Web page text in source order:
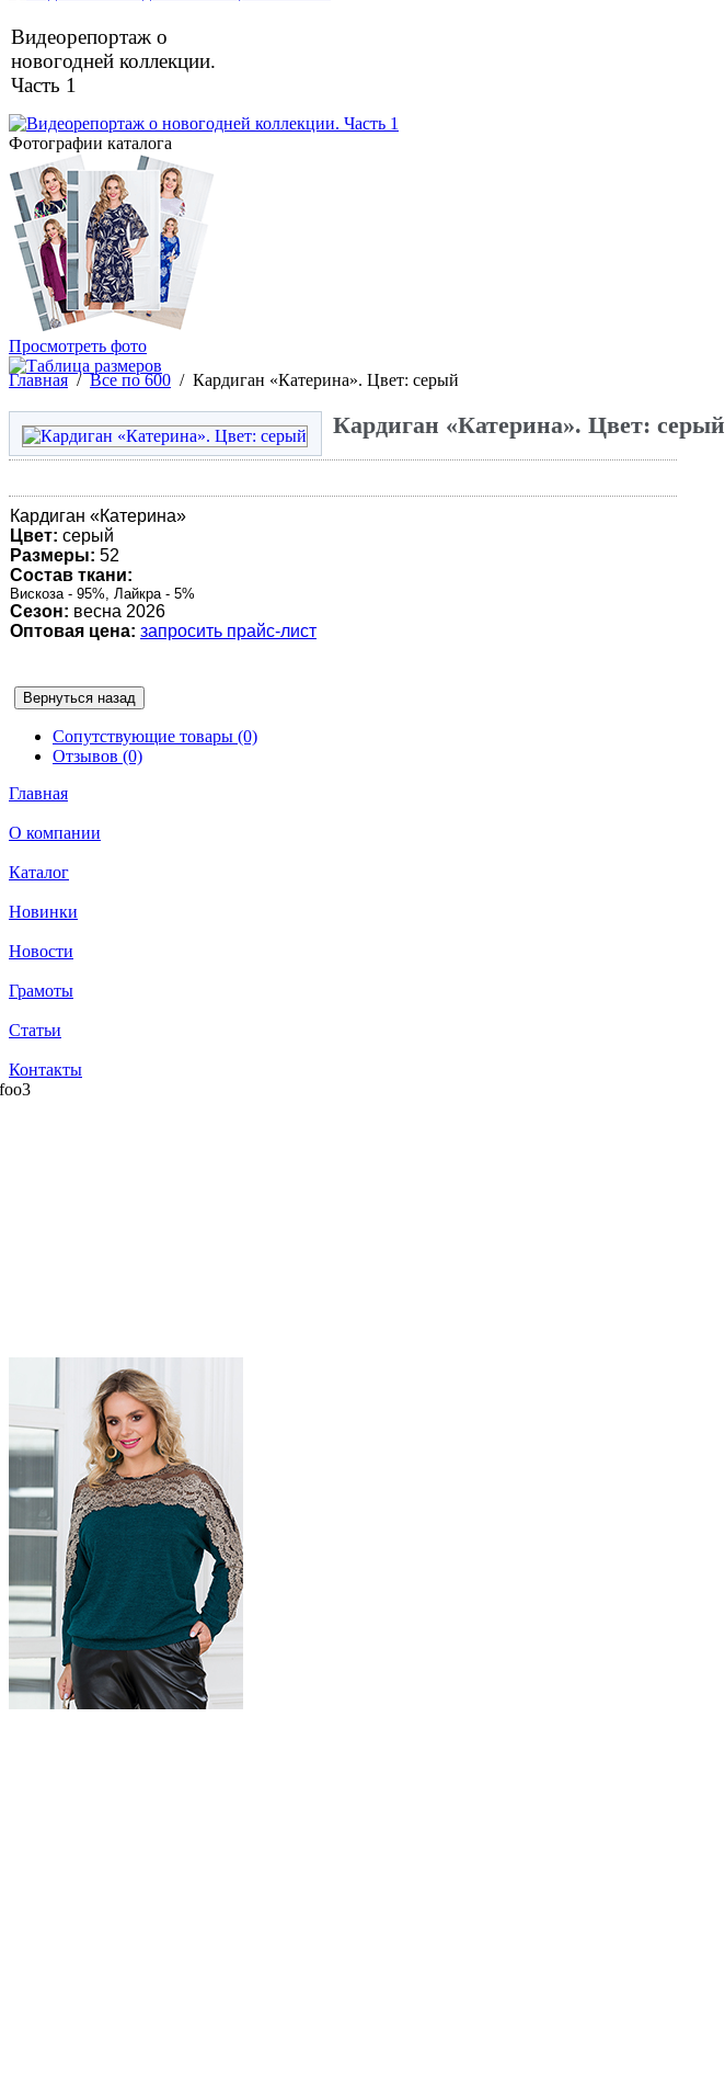
Видеорепортаж о
новогодней коллекции.
Часть 1
Фотографии каталога
Просмотреть фото
Главная/Все по 600 / Кардиган «Катерина». Цвет: серый
Кардиган «Катерина». Цвет: серый
Кардиган «Катерина»
Цвет: серый
Размеры: 52
Состав ткани:
Вискоза - 95%, Лайкра - 5%
Сезон: весна 2026
Оптовая цена: запросить прайс-лист
Сопутствующие товары (0)
Отзывов (0)
Главная
О компании
Каталог
Новинки
Новости
Грамоты
Статьи
Контакты